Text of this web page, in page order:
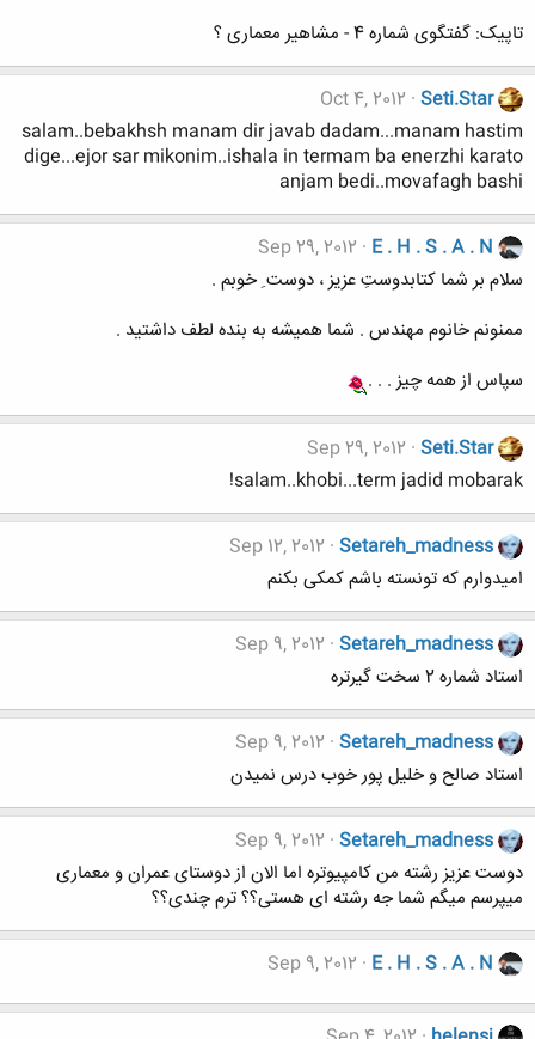
تاپیک: گفتگوی شماره 4 - مشاهیر معماری ؟
Seti.Star
Oct 4, 2012
salam..bebakhsh manam dir javab dadam...manam hastim
dige...ejor sar mikonim..ishala in termam ba enerzhi karato
anjam bedi..movafagh bashi
E . H . S . A . N
Sep 29, 2012
سلام بر شما کتابدوستِ عزیز ، دوست ِ خوبم .
ممنونم خانوم مهندس . شما همیشه به بنده لطف داشتید .
سپاس از همه چیز . . .
Seti.Star
Sep 29, 2012
salam..khobi...term jadid mobarak!
Setareh_madness
Sep 12, 2012
امیدوارم که تونسته باشم کمکی بکنم
Setareh_madness
Sep 9, 2012
استاد شماره 2 سخت گیرتره
Setareh_madness
Sep 9, 2012
استاد صالح و خلیل پور خوب درس نمیدن
Setareh_madness
Sep 9, 2012
دوست عزیز رشته من کامپیوتره اما الان از دوستای عمران و معماری
میپرسم میگم شما جه رشته ای هستی؟؟ ترم چندی؟؟
E . H . S . A . N
Sep 9, 2012